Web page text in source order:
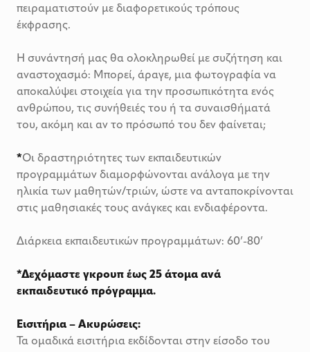
πειραματιστούν με διαφορετικούς τρόπους
έκφρασης.
Η συνάντησή μας θα ολοκληρωθεί με συζήτηση και
αναστοχασμό: Μπορεί, άραγε, μια φωτογραφία να
αποκαλύψει στοιχεία για την προσωπικότητα ενός
ανθρώπου, τις συνήθειές του ή τα συναισθήματά
του, ακόμη και αν το πρόσωπό του δεν φαίνεται;
*Οι δραστηριότητες των εκπαιδευτικών
προγραμμάτων διαμορφώνονται ανάλογα με την
ηλικία των μαθητών/τριών, ώστε να ανταποκρίνονται
στις μαθησιακές τους ανάγκες και ενδιαφέροντα.
Διάρκεια εκπαιδευτικών προγραμμάτων: 60’-80’
*Δεχόμαστε γκρουπ έως 25 άτομα ανά
εκπαιδευτικό πρόγραμμα.
Εισιτήρια – Ακυρώσεις:
Τα ομαδικά εισιτήρια εκδίδονται στην είσοδο του